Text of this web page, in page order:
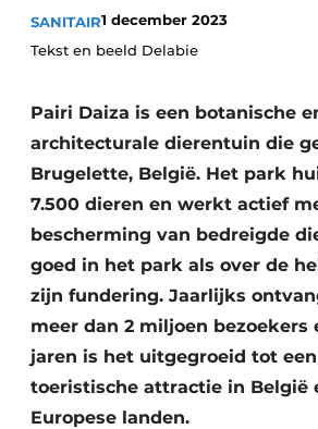
Vacature aanmelden
Video’s
SANITAIR1 december 2023
​Tekst en beeld Delabie
Pairi Daiza is een botanische
architecturale dierentuin die
Brugelette, België. Het park
7.500 dieren en werkt actief
bescherming van bedreigde
goed in het park als over de
zijn fundering. Jaarlijks
meer dan 2 miljoen bezoekers
jaren is het uitgegroeid tot
toeristische attractie in België
Europese landen.